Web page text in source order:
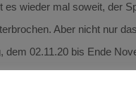
es wieder mal soweit, der
Aber nicht nur
dem 02.11.20 bis Ende
statt. Wir hoffen aber alle,